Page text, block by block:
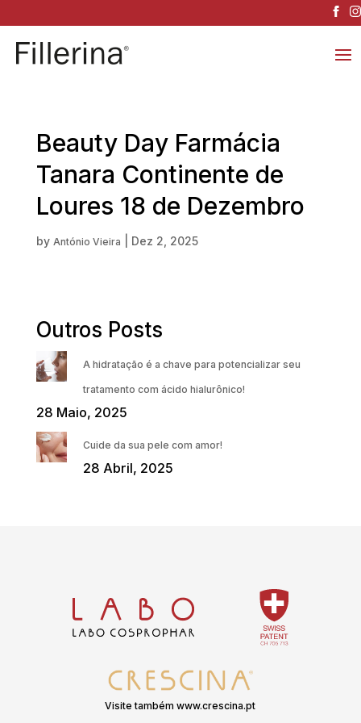
Beauty Day Farmácia
Tanara Continente de
Loures 18 de Dezembro
by António Vieira Dez 2, 2025
Outros Posts
A hidratação é a chave para potencializar seu
tratamento com ácido hialurônico!
28 Maio, 2025
Cuide da sua pele com amor!
28 Abril, 2025
Visite também www.crescina.pt